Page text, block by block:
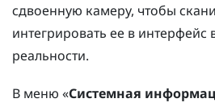
сдвоенную камеру, чтобы
интегрировать ее в интерфейс
реальности.
В меню «Системная